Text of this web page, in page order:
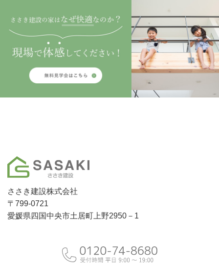
ささき建設株式会社
〒799-0721
愛媛県四国中央市土居町上野2950－1